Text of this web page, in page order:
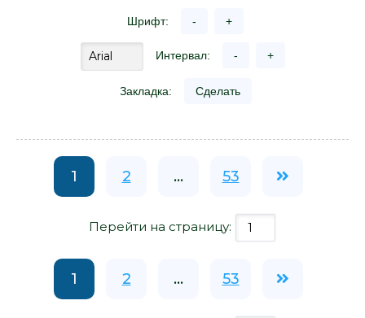
Шрифт: - +
Интервал: - +
Закладка: Сделать
1 2 ... 53
Перейти на страницу:
1 2 ... 53